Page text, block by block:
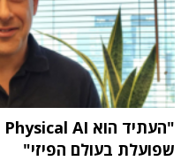
שפועלת בעולם הפיזי"